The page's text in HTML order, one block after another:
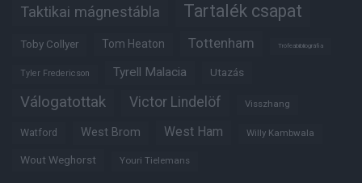
Taktikai mágnestábla Tartalék csapat
Toby Collyer Tom Heaton Tottenham Trófeabibliográfia
Tyler Fredericson Tyrell Malacia Utazás
Válogatottak Victor Lindelöf Visszhang
Watford West Brom West Ham Willy Kambwala
Wout Weghorst Youri Tielemans